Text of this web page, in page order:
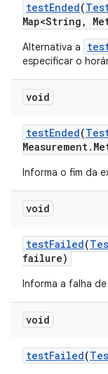
testEnded(
Map<String ,
Alternativa a
especificar o
void
testEnded(
Measurement.
Informa o fim da
void
testFailed(
failure)
Informa a falha
void
testFailed(